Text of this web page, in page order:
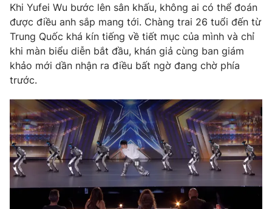
Khán giả
Giải sao mai
Âm nhạc
Sao
Du lịch
Làm đẹp
Chất lượng cuộc sống
Giáo dục
Tuyển sinh
Học trực tuyến
Công nghệ
Sản phẩm
Thị trường
Tư vấn
Giao lưu trực tuyến
Lịch phát sóng
Chuyên mục khác
Emagazine Podcast
Khi Yufei Wu bước lên sân khấu, không ai có thể đoán
được điều anh sắp mang tới. Chàng trai 26 tuổi đến từ
Trung Quốc khá kín tiếng về tiết mục của mình và chỉ
khi màn biểu diễn bắt đầu, khán giả cùng ban giám
khảo mới dần nhận ra điều bất ngờ đang chờ phía
trước.